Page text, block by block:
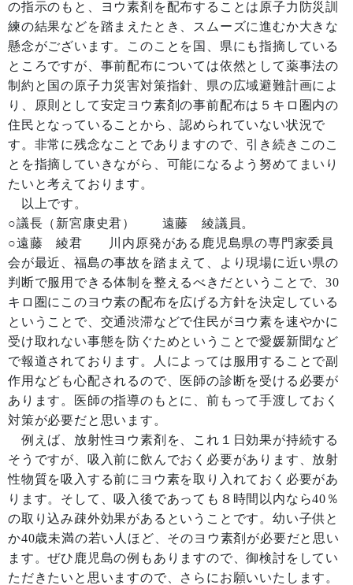
の指示のもと、ヨウ素剤を配布することは原子力防災訓
練の結果などを踏まえたとき、スムーズに進むか大きな
懸念がございます。このことを国、県にも指摘している
ところですが、事前配布については依然として薬事法の
制約と国の原子力災害対策指針、県の広域避難計画によ
り、原則として安定ヨウ素剤の事前配布は５キロ圏内の
住民となっていることから、認められていない状況で
す。非常に残念なことでありますので、引き続きこのこ
とを指摘していきながら、可能になるよう努めてまいり
たいと考えております。
以上です。
○議長（新宮康史君） 遠藤 綾議員。
○遠藤 綾君 川内原発がある鹿児島県の専門家委員
会が最近、福島の事故を踏まえて、より現場に近い県の
判断で服用できる体制を整えるべきだということで、30
キロ圏にこのヨウ素の配布を広げる方針を決定している
ということで、交通渋滞などで住民がヨウ素を速やかに
受け取れない事態を防ぐためということで愛媛新聞など
で報道されております。人によっては服用することで副
作用なども心配されるので、医師の診断を受ける必要が
あります。医師の指導のもとに、前もって手渡しておく
対策が必要だと思います。
例えば、放射性ヨウ素剤を、これ１日効果が持続する
そうですが、吸入前に飲んでおく必要があります、放射
性物質を吸入する前にヨウ素を取り入れておく必要があ
ります。そして、吸入後であっても８時間以内なら40％
の取り込み疎外効果があるということです。幼い子供と
か40歳未満の若い人ほど、そのヨウ素剤が必要だと思い
ます。ぜひ鹿児島の例もありますので、御検討をしてい
ただきたいと思いますので、さらにお願いいたします。